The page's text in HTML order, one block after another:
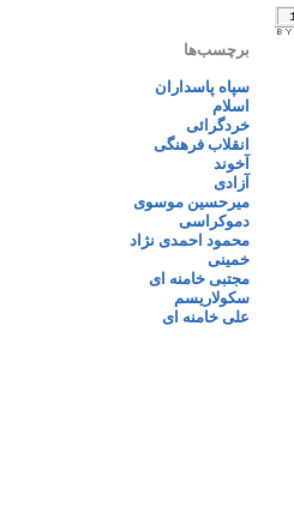
برچسب‌ها
سپاه پاسداران
اسلام
خردگرائی
انقلاب فرهنگی
آخوند
آزادی
میرحسین موسوی
دموکراسی
محمود احمدی نژاد
خمینی
مجتبی خامنه ای
سکولاریسم
علی خامنه ای